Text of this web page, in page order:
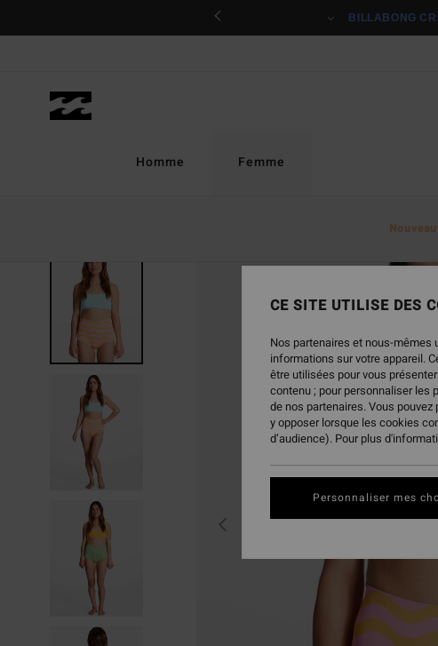
BILLABONG
Homme Femme
CE SITE UTILISE DES
Nos partenaires et nous-
informations sur votre appareil.
être utilisées pour vous
contenu ; pour personnaliser les
de nos partenaires. Vous
y opposer lorsque les cookies
d’audience). Pour plus
Personnaliser mes